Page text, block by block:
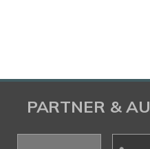
PARTNER &